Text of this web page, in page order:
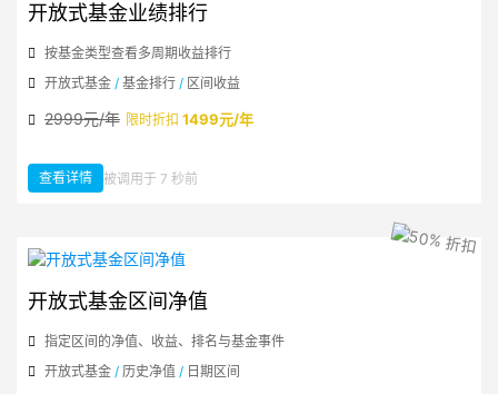
开放式基金业绩排行
按基金类型查看多周期收益排行
开放式基金 / 基金排行 / 区间收益
2999元/年 限时折扣 1499元/年
查看详情：开放式基金业绩排行
被调用于 7 秒前
开放式基金区间净值
指定区间的净值、收益、排名与基金事件
开放式基金 / 历史净值 / 日期区间